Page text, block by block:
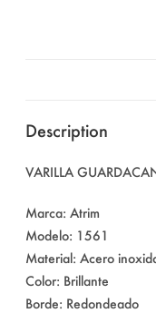
Description
VARILLA
Marca: Atrim
Modelo: 1561
Material: Acero
Color: Brillante
Borde: Redondeado